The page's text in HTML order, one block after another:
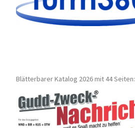
Blätterbarer Katalog 2026 mit 44 Seiten: